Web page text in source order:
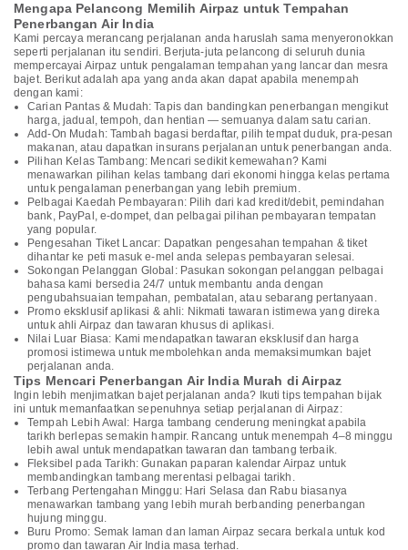
Mengapa Pelancong Memilih Airpaz untuk Tempahan
Penerbangan Air India
Kami percaya merancang perjalanan anda haruslah sama menyeronokkan
seperti perjalanan itu sendiri. Berjuta-juta pelancong di seluruh dunia
mempercayai Airpaz untuk pengalaman tempahan yang lancar dan mesra
bajet. Berikut adalah apa yang anda akan dapat apabila menempah
dengan kami:
Carian Pantas & Mudah: Tapis dan bandingkan penerbangan mengikut
harga, jadual, tempoh, dan hentian — semuanya dalam satu carian.
Add-On Mudah: Tambah bagasi berdaftar, pilih tempat duduk, pra-pesan
makanan, atau dapatkan insurans perjalanan untuk penerbangan anda.
Pilihan Kelas Tambang: Mencari sedikit kemewahan? Kami
menawarkan pilihan kelas tambang dari ekonomi hingga kelas pertama
untuk pengalaman penerbangan yang lebih premium.
Pelbagai Kaedah Pembayaran: Pilih dari kad kredit/debit, pemindahan
bank, PayPal, e-dompet, dan pelbagai pilihan pembayaran tempatan
yang popular.
Pengesahan Tiket Lancar: Dapatkan pengesahan tempahan & tiket
dihantar ke peti masuk e-mel anda selepas pembayaran selesai.
Sokongan Pelanggan Global: Pasukan sokongan pelanggan pelbagai
bahasa kami bersedia 24/7 untuk membantu anda dengan
pengubahsuaian tempahan, pembatalan, atau sebarang pertanyaan.
Promo eksklusif aplikasi & ahli: Nikmati tawaran istimewa yang direka
untuk ahli Airpaz dan tawaran khusus di aplikasi.
Nilai Luar Biasa: Kami mendapatkan tawaran eksklusif dan harga
promosi istimewa untuk membolehkan anda memaksimumkan bajet
perjalanan anda.
Tips Mencari Penerbangan Air India Murah di Airpaz
Ingin lebih menjimatkan bajet perjalanan anda? Ikuti tips tempahan bijak
ini untuk memanfaatkan sepenuhnya setiap perjalanan di Airpaz:
Tempah Lebih Awal: Harga tambang cenderung meningkat apabila
tarikh berlepas semakin hampir. Rancang untuk menempah 4–8 minggu
lebih awal untuk mendapatkan tawaran dan tambang terbaik.
Fleksibel pada Tarikh: Gunakan paparan kalendar Airpaz untuk
membandingkan tambang merentasi pelbagai tarikh.
Terbang Pertengahan Minggu: Hari Selasa dan Rabu biasanya
menawarkan tambang yang lebih murah berbanding penerbangan
hujung minggu.
Buru Promo: Semak laman dan laman Airpaz secara berkala untuk kod
promo dan tawaran Air India masa terhad.